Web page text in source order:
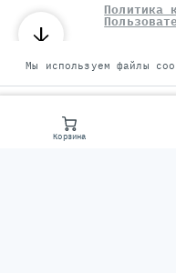
Корзина
Политика
©
Мы используем файлы